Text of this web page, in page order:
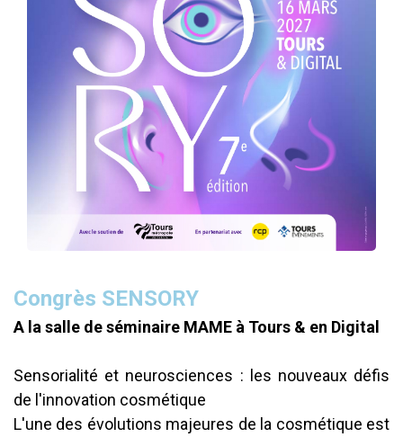
Congrès SENSORY
A la salle de séminaire MAME à Tours & en Digital
Sensorialité et neurosciences : les nouveaux défis
de l'innovation cosmétique
L'une des évolutions majeures de la cosmétique est